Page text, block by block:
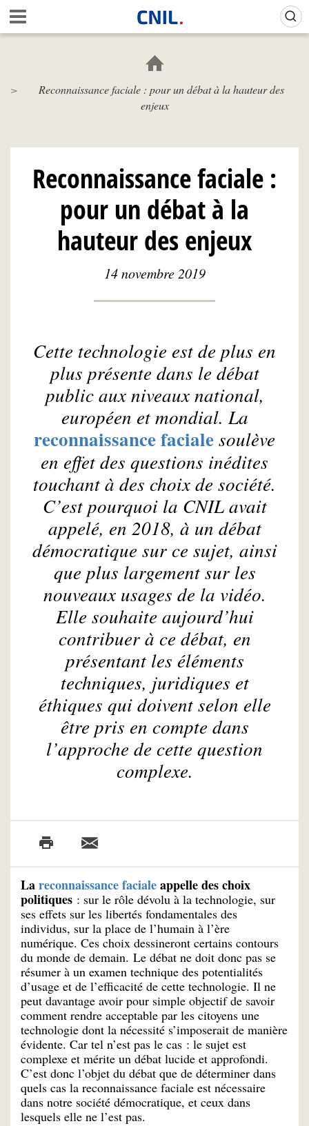
Aller
au
contenu
c
i
N
I
L
Reconnaissance faciale : pour un débat à la hauteur des
enjeux
Reconnaissance faciale :
pour un débat à la
hauteur des enjeux
14 novembre 2019
Cette technologie est de plus en
plus présente dans le débat
public aux niveaux national,
européen et mondial. La
reconnaissance facialesoulève
en effet des questions inédites
touchant à des choix de société.
C’est pourquoi la CNIL avait
appelé, en 2018, à un débat
démocratique sur ce sujet, ainsi
que plus largement sur les
nouveaux usages de la vidéo.
Elle souhaite aujourd’hui
contribuer à ce débat, en
présentant les éléments
techniques, juridiques et
éthiques qui doivent selon elle
être pris en compte dans
l’approche de cette question
complexe.
Lareconnaissance facialeappelle des choix
politiques : sur le rôle dévolu à la technologie, sur
ses effets sur les libertés fondamentales des
individus, sur la place de l’humain à l’ère
numérique. Ces choix dessineront certains contours
du monde de demain. Le débat ne doit donc pas se
résumer à un examen technique des potentialités
d’usage et de l’efficacité de cette technologie. Il ne
peut davantage avoir pour simple objectif de savoir
comment rendre acceptable par les citoyens une
technologie dont la nécessité s’imposerait de manière
évidente. Car tel n’est pas le cas : le sujet est
complexe et mérite un débat lucide et approfondi.
C’est donc l’objet du débat que de déterminer dans
quels cas la reconnaissance faciale est nécessaire
dans notre société démocratique, et ceux dans
lesquels elle ne l’est pas.
Gestion de vos préférences sur les cookies (témoins de connexion)